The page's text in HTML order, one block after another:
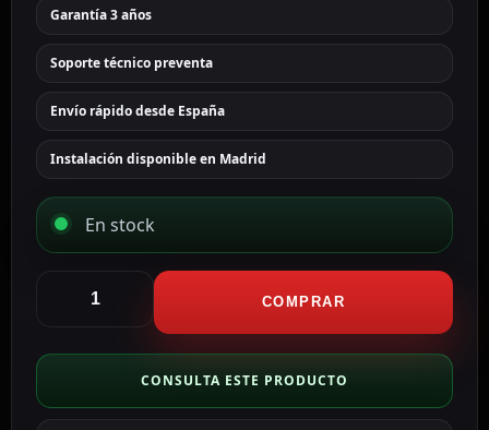
Garantía 3 años
Soporte técnico preventa
Envío rápido desde España
Instalación disponible en Madrid
En stock
categoría
DS-
COMPRAR
CONSULTA ESTE PRODUCTO